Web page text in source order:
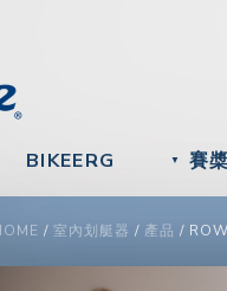
BIKEERG ▼ 賽
ARE HERE
/ 室內划艇器 / 產品 /